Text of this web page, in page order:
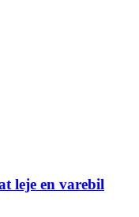
leje en varebil